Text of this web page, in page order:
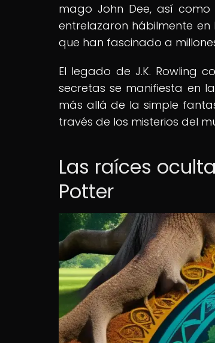
mago John Dee, así como
entrelazaron hábilmente
que han fascinado a
El legado de J.K. Rowling
secretas se manifiesta en
más allá de la simple
través de los misterios del
Las raíces
Potter